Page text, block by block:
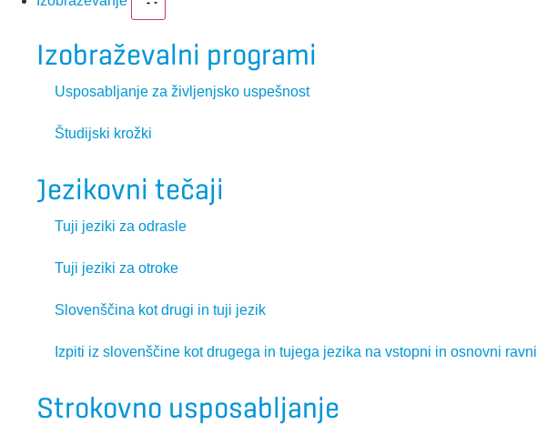
Izobraževalni programi
Usposabljanje za življenjsko uspešnost
Študijski krožki
Jezikovni tečaji
Tuji jeziki za odrasle
Tuji jeziki za otroke
Slovenščina kot drugi in tuji jezik
Izpiti iz slovenščine kot drugega in tujega jezika na vstopni in osnovni ravni
Strokovno usposabljanje